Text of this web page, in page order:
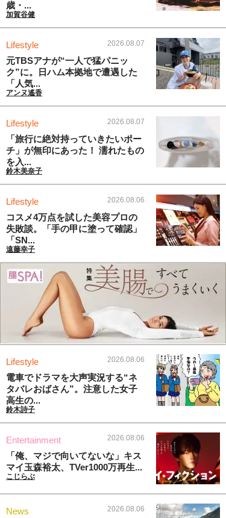
歳・...
加賀谷健
Lifestyle 2026.08.07
元TBSアナが“一人で猛パニッ
ク”に。日ハム本拠地で遭遇した
「人気...
アンヌ遙香
Lifestyle 2026.08.07
「旅行に絶対持っていきたいポー
チ」が無印にあった！ 濡れたもの
を入...
鈴木美奈子
Lifestyle 2026.08.06
コスメ4万点を試した美容プロの
失敗談。「手の甲に塗って確認」
「SN...
遠藤幸子
Lifestyle 2026.08.06
電車でドラマを大声実況する“ネ
タバレおばさん”。注意した女子
高生の...
鈴木詩子
Entertainment 2026.08.06
「俺、マジで向いてないな」キス
マイ玉森裕太、TVer1000万再生...
こじらぶ
News 2026.08.06